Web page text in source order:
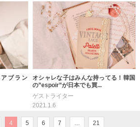
ブラン
オシャレな子はみんな持ってる！韓国
の”espoir”が日本でも買...
ゲストライター
2021.1.6
4 5 6 7 21